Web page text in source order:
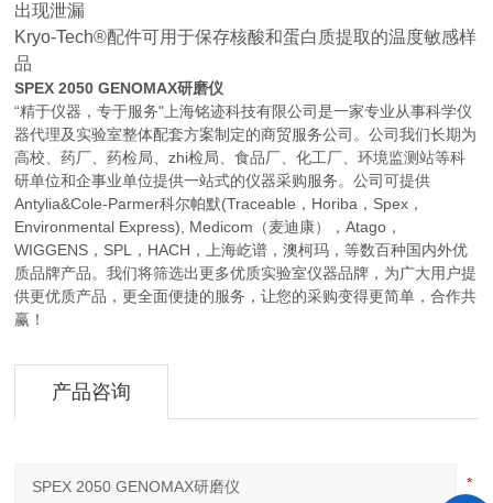
出现泄漏
Kryo-Tech®配件可用于保存核酸和蛋白质提取的温度敏感样
品
SPEX 2050 GENOMAX研磨仪
“精于仪器，专于服务"上海铭迹科技有限公司是一家专业从事科学仪
器代理及实验室整体配套方案制定的商贸服务公司。公司我们长期为
高校、药厂、药检局、zhi检局、食品厂、化工厂、环境监测站等科
研单位和企事业单位提供一站式的仪器采购服务。公司可提供
Antylia&Cole-Parmer科尔帕默(Traceable，Horiba，Spex，
Environmental Express), Medicom（麦迪康），Atago，
WIGGENS，SPL，HACH，上海屹谱，澳柯玛，等数百种国内外优
质品牌产品。我们将筛选出更多优质实验室仪器品牌，为广大用户提
供更优质产品，更全面便捷的服务，让您的采购变得更简单，合作共
赢！
产品咨询